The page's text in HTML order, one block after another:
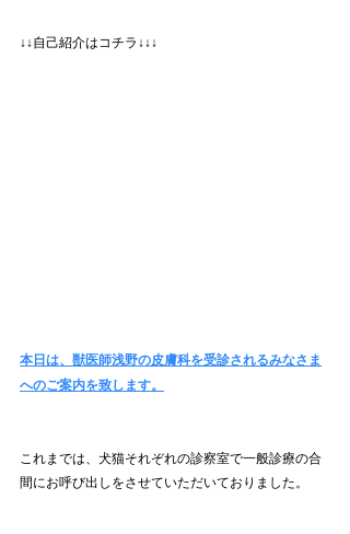
↓↓自己紹介はコチラ↓↓↓
本日は、獣医師浅野の皮膚科を受診されるみなさま
へのご案内を致します。
これまでは、犬猫それぞれの診察室で一般診療の合
間にお呼び出しをさせていただいておりました。